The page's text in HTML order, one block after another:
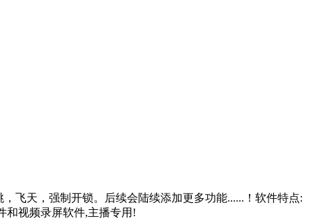
飞天，强制开锁。后续会陆续添加更多功能......！软件特点:
和视频录屏软件,主播专用!